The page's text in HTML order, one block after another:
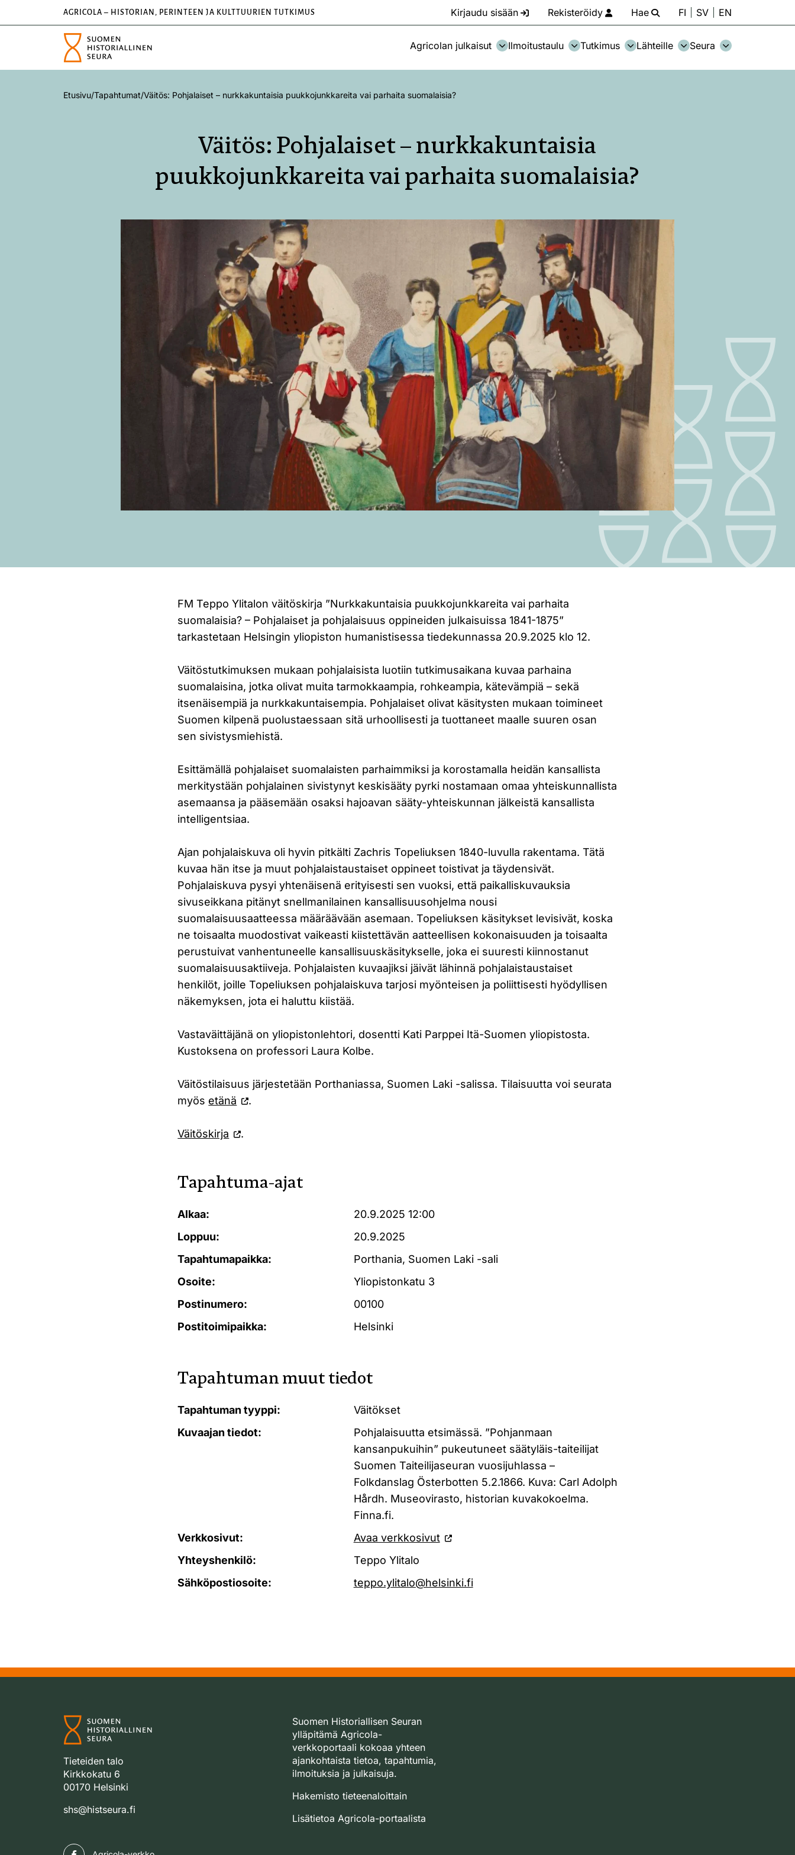
AGRICOLA – HISTORIAN, PERINTEEN JA KULTTUURIEN TUTKIMUS Kirjaudu sisään Rekisteröidy Hae FI SV EN
Agricolan julkaisut Ilmoitustaulu Tutkimus Lähteille Seura
Etusivu/Tapahtumat/Väitös: Pohjalaiset – nurkkakuntaisia puukkojunkkareita vai parhaita suomalaisia?
Väitös: Pohjalaiset – nurkkakuntaisia
puukkojunkkareita vai parhaita suomalaisia?
FM Teppo Ylitalon väitöskirja ”Nurkkakuntaisia puukkojunkkareita vai parhaita
suomalaisia? – Pohjalaiset ja pohjalaisuus oppineiden julkaisuissa 1841-1875”
tarkastetaan Helsingin yliopiston humanistisessa tiedekunnassa 20.9.2025 klo 12.
Väitöstutkimuksen mukaan pohjalaisista luotiin tutkimusaikana kuvaa parhaina
suomalaisina, jotka olivat muita tarmokkaampia, rohkeampia, kätevämpiä – sekä
itsenäisempiä ja nurkkakuntaisempia. Pohjalaiset olivat käsitysten mukaan toimineet
Suomen kilpenä puolustaessaan sitä urhoollisesti ja tuottaneet maalle suuren osan
sen sivistysmiehistä.
Esittämällä pohjalaiset suomalaisten parhaimmiksi ja korostamalla heidän kansallista
merkitystään pohjalainen sivistynyt keskisääty pyrki nostamaan omaa yhteiskunnallista
asemaansa ja pääsemään osaksi hajoavan sääty-yhteiskunnan jälkeistä kansallista
intelligentsiaa.
Ajan pohjalaiskuva oli hyvin pitkälti Zachris Topeliuksen 1840-luvulla rakentama. Tätä
kuvaa hän itse ja muut pohjalaistaustaiset oppineet toistivat ja täydensivät.
Pohjalaiskuva pysyi yhtenäisenä erityisesti sen vuoksi, että paikalliskuvauksia
sivuseikkana pitänyt snellmanilainen kansallisuusohjelma nousi
suomalaisuusaatteessa määräävään asemaan. Topeliuksen käsitykset levisivät, koska
ne toisaalta muodostivat vaikeasti kiistettävän aatteellisen kokonaisuuden ja toisaalta
perustuivat vanhentuneelle kansallisuuskäsitykselle, joka ei suuresti kiinnostanut
suomalaisuusaktiiveja. Pohjalaisten kuvaajiksi jäivät lähinnä pohjalaistaustaiset
henkilöt, joille Topeliuksen pohjalaiskuva tarjosi myönteisen ja poliittisesti hyödyllisen
näkemyksen, jota ei haluttu kiistää.
Vastaväittäjänä on yliopistonlehtori, dosentti Kati Parppei Itä-Suomen yliopistosta.
Kustoksena on professori Laura Kolbe.
Väitöstilaisuus järjestetään Porthaniassa, Suomen Laki -salissa. Tilaisuutta voi seurata
myös etänä .
Väitöskirja .
Tapahtuma-ajat
Alkaa:
20.9.2025 12:00
Loppuu:
20.9.2025
Tapahtumapaikka:
Porthania, Suomen Laki -sali
Osoite:
Yliopistonkatu 3
Postinumero:
00100
Postitoimipaikka:
Helsinki
Tapahtuman muut tiedot
Tapahtuman tyyppi:
Väitökset
Kuvaajan tiedot:
Pohjalaisuutta etsimässä. ”Pohjanmaan
kansanpukuihin” pukeutuneet säätyläis-taiteilijat
Suomen Taiteilijaseuran vuosijuhlassa –
Folkdanslag Österbotten 5.2.1866. Kuva: Carl Adolph
Hårdh. Museovirasto, historian kuvakokoelma.
Finna.fi.
Verkkosivut:
Avaa verkkosivut
Yhteyshenkilö:
Teppo Ylitalo
Sähköpostiosoite:
teppo.ylitalo@helsinki.fi
Tieteiden talo
Kirkkokatu 6
00170 Helsinki
shs@histseura.fi
Suomen Historiallisen Seuran
ylläpitämä Agricola-
verkkoportaali kokoaa yhteen
ajankohtaista tietoa, tapahtumia,
ilmoituksia ja julkaisuja.
Hakemisto tieteenaloittain
Lisätietoa Agricola-portaalista